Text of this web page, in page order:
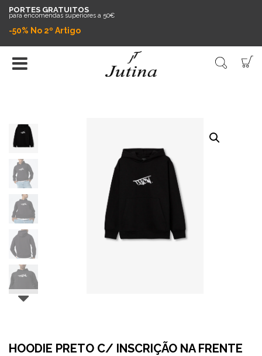
PORTES GRATUITOS
para encomendas superiores a 50€
-50% No 2º Artigo
HOODIE PRETO C/ INSCRIÇÃO NA FRENTE